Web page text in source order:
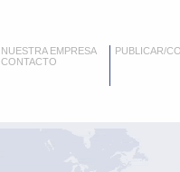
NUESTRA EMPRESA
CONTACTO
PUBLICAR/